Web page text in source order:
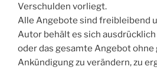
Verschulden vorliegt.
Alle Angebote sind freibleibend
Autor behält es sich
oder das gesamte Angebot
Ankündigung zu verändern, zu